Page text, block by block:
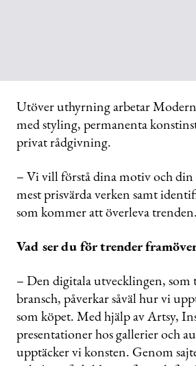
Utöver uthyrning arbetar
med styling, permanenta
privat rådgivning.
– Vi vill förstå dina motiv och din
mest prisvärda verken samt
som kommer att överleva trenden.
Vad ser du för trender
– Den digitala utvecklingen, som
bransch, påverkar såväl hur vi
som köpet. Med hjälp av Artsy,
presentationer hos gallerier och
upptäcker vi konsten. Genom